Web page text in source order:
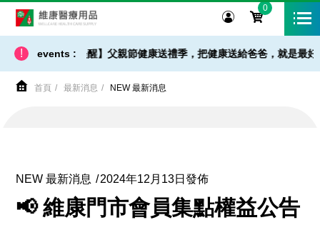
0
! events :
/ 免運 - 小提醒】父親節健康送禮季，把健康送給爸爸，就是最好的
首頁 最新消息 NEW 最新消息
NEW 最新消息 2024年12月13日發佈
📢 維康門市會員集點權益公告